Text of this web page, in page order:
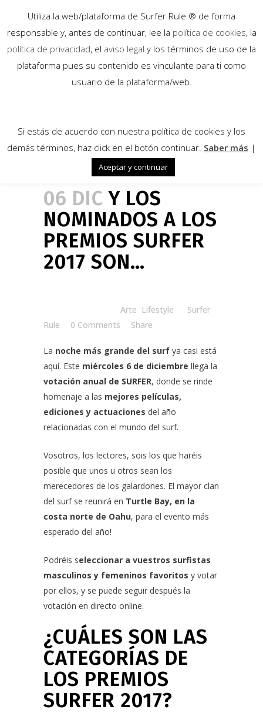
06 DIC Y LOS
NOMINADOS A LOS
PREMIOS SURFER
2017 SON…
Arte Lifestyle
Surfer
Rule
0 Comments Share
La noche más grande del surf ya casi está
aquí. Este miércoles 6 de diciembre llega la
votación anual de SURFER, donde se rinde
homenaje a las mejores películas,
ediciones y actuaciones del año
relacionadas con el mundo del surf.
Vosotros, los lectores, sois los que haréis
posible que unos u otros sean los
merecedores de los galardones. El mayor clan
del surf se reunirá en Turtle Bay, en la
costa norte de Oahu, para el evento más
esperado del año!
Podréis seleccionar a vuestros surfistas
masculinos y femeninos favoritos y votar
por ellos, y se puede seguir después la
votación en directo online.
¿CUÁLES SON LAS
CATEGORÍAS DE
LOS PREMIOS
SURFER 2017?
Utiliza la web/plataforma de Surfer Rule ® de forma
responsable y, antes de continuar, lee la política de cookies, la
política de privacidad, el aviso legal y los términos de uso de la
plataforma pues su contenido es vinculante para ti como
usuario de la plataforma/web.
Si estás de acuerdo con nuestra política de cookies y los
demás términos, haz click en el botón continuar. Saber más |
Aceptar y continuar